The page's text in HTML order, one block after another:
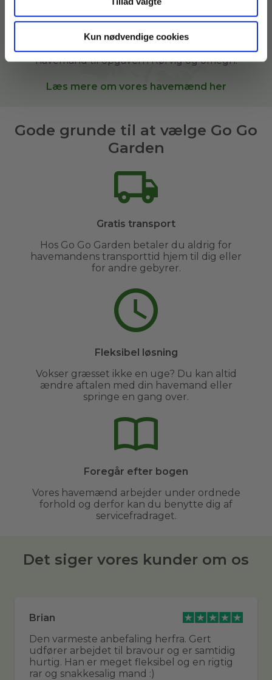
Kun nødvendige cookies
Vi hjælper i vores kunders haver derhjemme, i
sommerhuse, kolonihaver og andre grønne
arealer. Når du bestillerhavehjælp
Garden, sætter vi dig i kontakt med den bedste
havemand til opgaven iRørvig og omegn.
Læs mere om vores havemænd her
Gode grunde til at vælge Go Go
Garden
Gratis transport
Hos Go Go Garden betaler du aldrig for
havemandens transporttid hjem til dig eller
for andre gebyrer.
Fleksibel løsning
Vokser græsset ikke en uge? Du kan altid
ændre aftalen med din havemand eller
springe en gang over.
Foregår efter bogen
Vores havemænd arbejder under ordnede
forhold og derfor kan du benytte dig af
servicefradraget.
Det siger vores kunder om os
Brian
Den varmeste anbefaling herfra. Gert
udfører arbejdet til bravour og er samtidig
hurtig. Han er meget fleksibel og en rigtig
rar og snakkesalig mand :)